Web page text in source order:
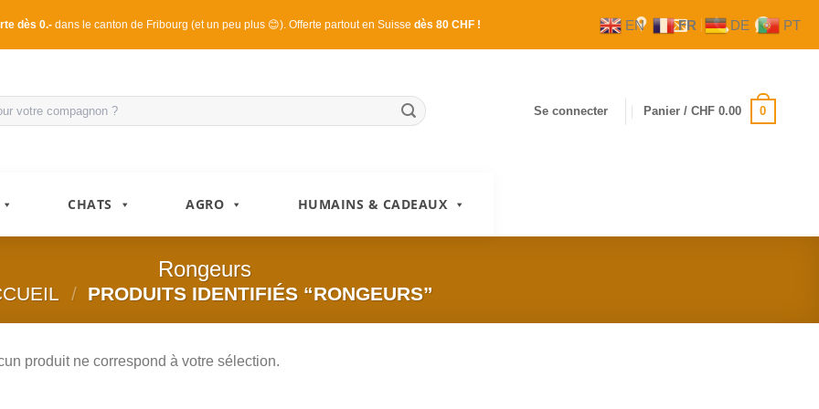
dès 0.- dans le canton de Fribourg (et un peu plus 😊). Offerte partout en Suisse dès 80 CHF !
Se connecter Panier / CHF0.00 0
CHATS AGRO HUMAINS & CADEAUX
Rongeurs
/ PRODUITS IDENTIFIÉS “RONGEURS”
produit ne correspond à votre sélection.
EN FR DE PT